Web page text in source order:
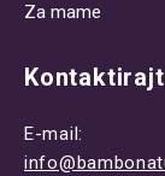
Za mame
E-mail: